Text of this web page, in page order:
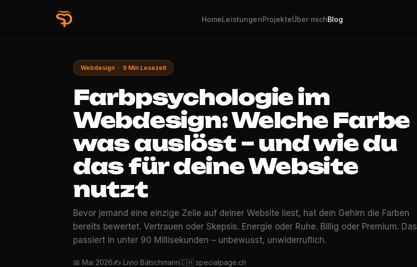
HomeLeistungenProjekteÜber michBlog
Webdesign · 9 Min Lesezeit
Farbpsychologie im
Webdesign: Welche Farbe
was auslöst – und wie du
das für deine Website
nutzt
Bevor jemand eine einzige Zeile auf deiner Website liest, hat dein Gehirn die Farben
bereits bewertet. Vertrauen oder Skepsis. Energie oder Ruhe. Billig oder Premium. Das
passiert in unter 90 Millisekunden – unbewusst, unwiderruflich.
📅 Mai 2026✍️ Livio Bätschmann🇨🇭 specialpage.ch